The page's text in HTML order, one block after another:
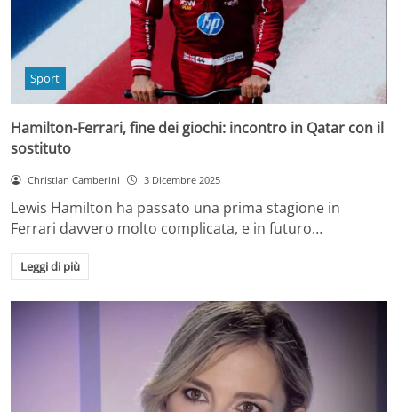
Sport
Hamilton-Ferrari, fine dei giochi: incontro in Qatar con il
sostituto
Christian Camberini 3 Dicembre 2025
Lewis Hamilton ha passato una prima stagione in
Ferrari davvero molto complicata, e in futuro…
Leggi di più